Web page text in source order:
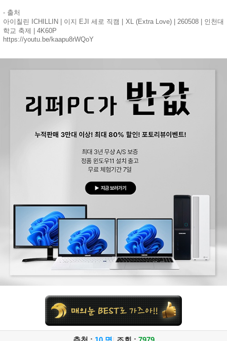
- 출처
아이칠린 ICHILLIN | 이지 EJI 세로 직캠 | XL (Extra Love) | 260508 | 인천대
학교 축제 | 4K60P
https://youtu.be/kaapu8rWQoY